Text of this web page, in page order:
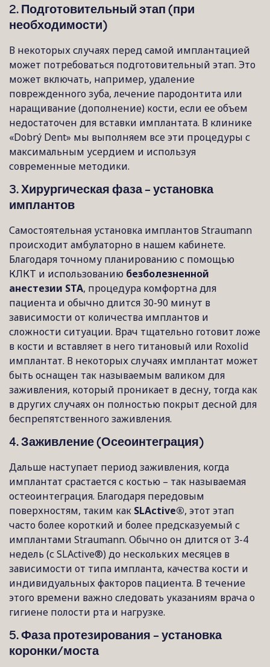
2. Подготовительный этап (при
необходимости)
В некоторых случаях перед самой имплантацией
может потребоваться подготовительный этап. Это
может включать, например, удаление
поврежденного зуба, лечение пародонтита или
наращивание (дополнение) кости, если ее объем
недостаточен для вставки имплантата. В клинике
«Dobrý Dent» мы выполняем все эти процедуры с
максимальным усердием и используя
современные методики.
3. Хирургическая фаза – установка
имплантов
Самостоятельная установка имплантов Straumann
происходит амбулаторно в нашем кабинете.
Благодаря точному планированию с помощью
КЛКТ и использованию безболезненной
анестезии STA, процедура комфортна для
пациента и обычно длится 30-90 минут в
зависимости от количества имплантов и
сложности ситуации. Врач тщательно готовит ложе
в кости и вставляет в него титановый или Roxolid
имплантат. В некоторых случаях имплантат может
быть оснащен так называемым валиком для
заживления, который проникает в десну, тогда как
в других случаях он полностью покрыт десной для
беспрепятственного заживления.
4. Заживление (Осеоинтеграция)
Дальше наступает период заживления, когда
имплантат срастается с костью – так называемая
остеоинтеграция. Благодаря передовым
поверхностям, таким как SLActive®, этот этап
часто более короткий и более предсказуемый с
имплантами Straumann. Обычно он длится от 3-4
недель (с SLActive®) до нескольких месяцев в
зависимости от типа импланта, качества кости и
индивидуальных факторов пациента. В течение
этого времени важно следовать указаниям врача о
гигиене полости рта и нагрузке.
5. Фаза протезирования – установка
коронки/моста